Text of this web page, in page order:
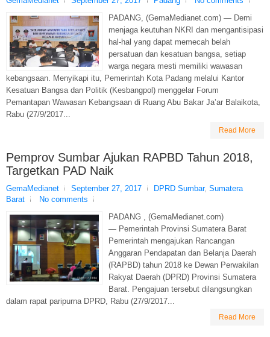
PADANG, (GemaMedianet.com) — Demi
menjaga keutuhan NKRI dan mengantisipasi
hal-hal yang dapat memecah belah
persatuan dan kesatuan bangsa, setiap
warga negara mesti memiliki wawasan
kebangsaan. Menyikapi itu, Pemerintah Kota Padang melalui Kantor
Kesatuan Bangsa dan Politik (Kesbangpol) menggelar Forum
Pemantapan Wawasan Kebangsaan di Ruang Abu Bakar Ja’ar Balaikota,
Rabu (27/9/2017...
Read More
Pemprov Sumbar Ajukan RAPBD Tahun 2018,
Targetkan PAD Naik
GemaMedianet September 27, 2017 DPRD Sumbar, Sumatera
Barat
No comments
PADANG , (GemaMedianet.com)
— Pemerintah Provinsi Sumatera Barat
Pemerintah mengajukan Rancangan
Anggaran Pendapatan dan Belanja Daerah
(RAPBD) tahun 2018 ke Dewan Perwakilan
Rakyat Daerah (DPRD) Provinsi Sumatera
Barat. Pengajuan tersebut dilangsungkan
dalam rapat paripurna DPRD, Rabu (27/9/2017...
Read More